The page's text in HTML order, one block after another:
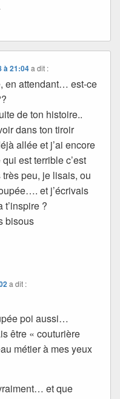
à 21:04 a dit :
en attendant… est-ce
de ton histoire..
dans ton tiroir
allée et j’ai encore
est terrible c’est
peu, je lisais, ou
et j’écrivais
t’inspire ?
bisous
a dit :
poi aussi…
être « couturière
métier à mes yeux
et que